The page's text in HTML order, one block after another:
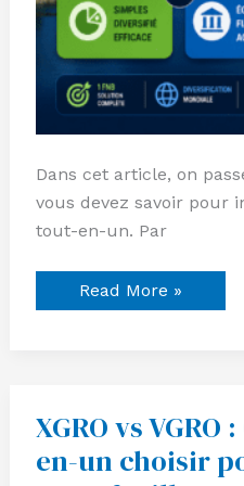
Dans cet article, on
vous devez savoir pour
tout-en-un. Par
Read More »
XGRO vs
en-un choisir
XGRO
vs
VGRO
: